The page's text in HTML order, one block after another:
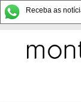
Receba as